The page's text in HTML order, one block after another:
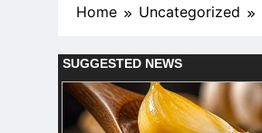
Home Uncategorized